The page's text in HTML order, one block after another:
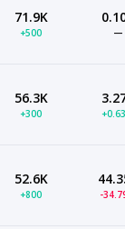
71.9K
+500 —
56.3K
+300
52.6K
+800 -